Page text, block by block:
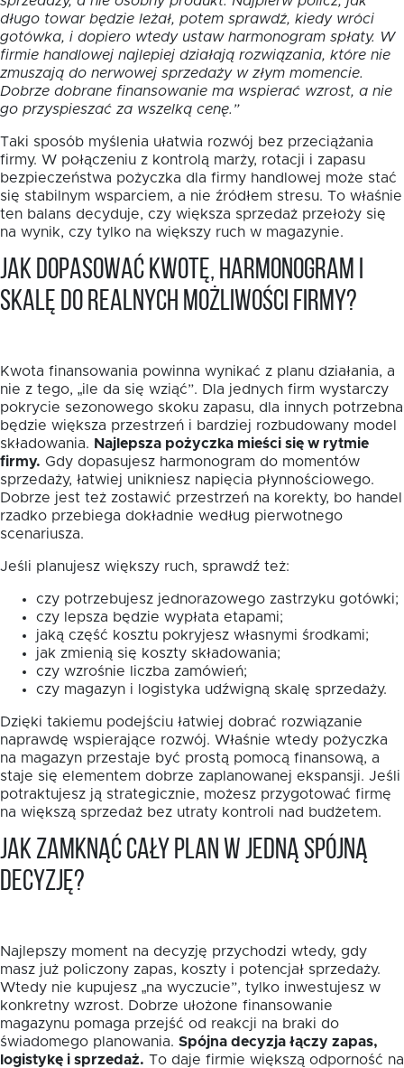
długo towar będzie leżał, potem sprawdź, kiedy wróci
gotówka, i dopiero wtedy ustaw harmonogram spłaty. W
firmie handlowej najlepiej działają rozwiązania, które nie
zmuszają do nerwowej sprzedaży w złym momencie.
Dobrze dobrane finansowanie ma wspierać wzrost, a nie
go przyspieszać za wszelką cenę.”
Taki sposób myślenia ułatwia rozwój bez przeciążania
firmy. W połączeniu z kontrolą marży, rotacji i zapasu
bezpieczeństwa pożyczka dla firmy handlowej może stać
się stabilnym wsparciem, a nie źródłem stresu. To właśnie
ten balans decyduje, czy większa sprzedaż przełoży się
na wynik, czy tylko na większy ruch w magazynie.
Jak dopasować kwotę, harmonogram i
skalę do realnych możliwości firmy?
Kwota finansowania powinna wynikać z planu działania, a
nie z tego, „ile da się wziąć”. Dla jednych firm wystarczy
pokrycie sezonowego skoku zapasu, dla innych potrzebna
będzie większa przestrzeń i bardziej rozbudowany model
składowania. Najlepsza pożyczka mieści się w rytmie
firmy. Gdy dopasujesz harmonogram do momentów
sprzedaży, łatwiej unikniesz napięcia płynnościowego.
Dobrze jest też zostawić przestrzeń na korekty, bo handel
rzadko przebiega dokładnie według pierwotnego
scenariusza.
Jeśli planujesz większy ruch, sprawdź też:
czy potrzebujesz jednorazowego zastrzyku gotówki;
czy lepsza będzie wypłata etapami;
jaką część kosztu pokryjesz własnymi środkami;
jak zmienią się koszty składowania;
czy wzrośnie liczba zamówień;
czy magazyn i logistyka udźwigną skalę sprzedaży.
Dzięki takiemu podejściu łatwiej dobrać rozwiązanie
naprawdę wspierające rozwój. Właśnie wtedy pożyczka
na magazyn przestaje być prostą pomocą finansową, a
staje się elementem dobrze zaplanowanej ekspansji. Jeśli
potraktujesz ją strategicznie, możesz przygotować firmę
na większą sprzedaż bez utraty kontroli nad budżetem.
Jak zamknąć cały plan w jedną spójną
decyzję?
Najlepszy moment na decyzję przychodzi wtedy, gdy
masz już policzony zapas, koszty i potencjał sprzedaży.
Wtedy nie kupujesz „na wyczucie”, tylko inwestujesz w
konkretny wzrost. Dobrze ułożone finansowanie
magazynu pomaga przejść od reakcji na braki do
świadomego planowania. Spójna decyzja łączy zapas,
logistykę i sprzedaż. To daje firmie większą odporność na